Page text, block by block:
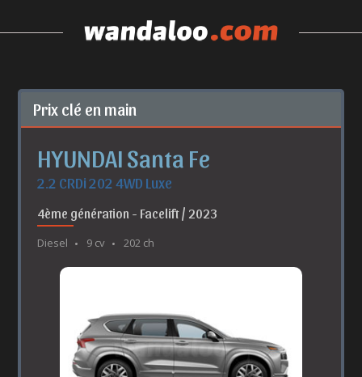
Prix clé en main
HYUNDAI Santa Fe
2.2 CRDi 202 4WD Luxe
4ème génération - Facelift / 2023
Diesel 9 cv 202 ch